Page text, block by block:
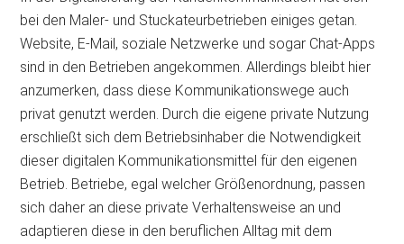
bei den Maler- und Stuckateurbetrieben einiges getan.
Website, E-Mail, soziale Netzwerke und sogar Chat-Apps
sind in den Betrieben angekommen. Allerdings bleibt hier
anzumerken, dass diese Kommunikationswege auch
privat genutzt werden. Durch die eigene private Nutzung
erschließt sich dem Betriebsinhaber die Notwendigkeit
dieser digitalen Kommunikationsmittel für den eigenen
Betrieb. Betriebe, egal welcher Größenordnung, passen
sich daher an diese private Verhaltensweise an und
adaptieren diese in den beruflichen Alltag mit dem